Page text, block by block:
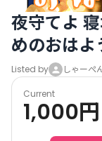
夜守てよ
めのおはよ
Listed by しゃーぺ
Current
1,000円